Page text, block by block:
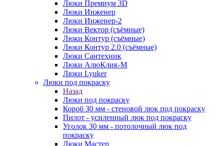
Люки Премиум 3D
Люки Инженер
Люки Инженер-2
Люки Вектор (съёмные)
Люки Контур (съёмные)
Люки Контур 2.0 (съёмные)
Люки Сантехник
Люки АлюКлик-М
Люки Lyuker
Люки под покраску
Назад
Люки под покраску
Короб 30 мм - стеновой люк под покраску
Пилот - усиленный люк под покраску
Уголок 30 мм - потолочный люк под
покраску
Люки Мастер